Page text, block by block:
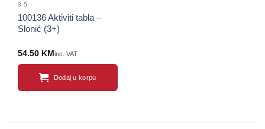
3-5
100136 Aktiviti tabla –
Slonić (3+)
54.50 KMinc. VAT
Dodaj u korpu